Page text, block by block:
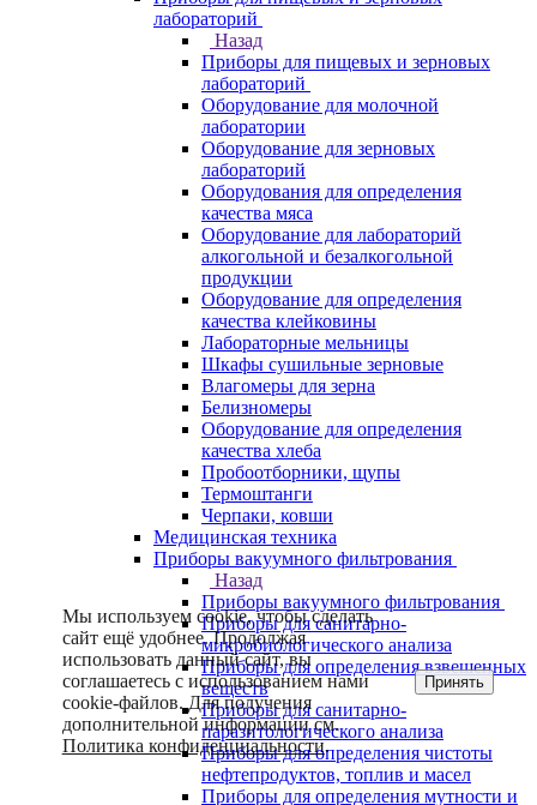
лабораторий
Назад
Приборы для пищевых и зерновых
лабораторий
Оборудование для молочной
лаборатории
Оборудование для зерновых
лабораторий
Оборудования для определения
качества мяса
Оборудование для лабораторий
алкогольной и безалкогольной
продукции
Оборудование для определения
качества клейковины
Лабораторные мельницы
Шкафы сушильные зерновые
Влагомеры для зерна
Белизномеры
Оборудование для определения
качества хлеба
Пробоотборники, щупы
Термоштанги
Черпаки, ковши
Медицинская техника
Приборы вакуумного фильтрования
Назад
Приборы вакуумного фильтрования
Приборы для санитарно-
микробиологического анализа
Приборы для определения взвешенных
веществ
Приборы для санитарно-
паразитологического анализа
Приборы для определения чистоты
нефтепродуктов, топлив и масел
Приборы для определения мутности и
Мы используем cookie, чтобы сделать
сайт ещё удобнее. Продолжая
использовать данный сайт, вы
соглашаетесь с использованием нами
cookie-файлов. Для получения
дополнительной информации см.
Политика конфиденциальности.
Принять